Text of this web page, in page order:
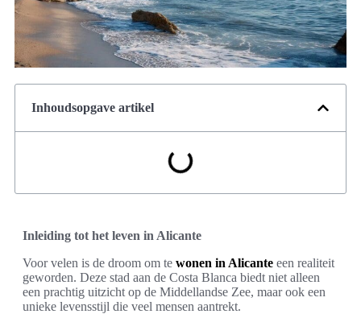
Inhoudsopgave artikel
Inleiding tot het leven in Alicante
Voor velen is de droom om te wonen in Alicante een realiteit
geworden. Deze stad aan de Costa Blanca biedt niet alleen
een prachtig uitzicht op de Middellandse Zee, maar ook een
unieke levensstijl die veel mensen aantrekt.